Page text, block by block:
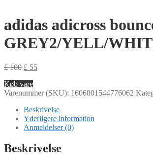
adidas adicross
GREY2/YELL/
£100 £ 55
Køb vare
Varenummer (SKU): 1606801544776062
Beskrivelse
Yderligere information
Anmeldelser (0)
Beskrivelse